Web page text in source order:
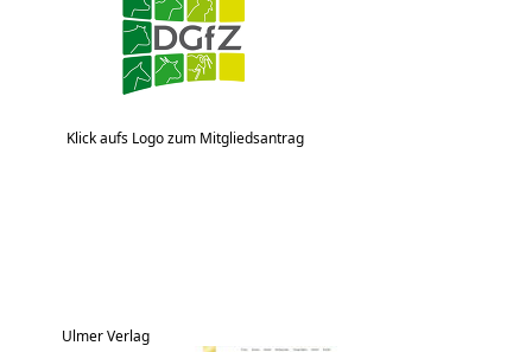
Klick aufs Logo zum Mitgliedsantrag
Ulmer Verlag